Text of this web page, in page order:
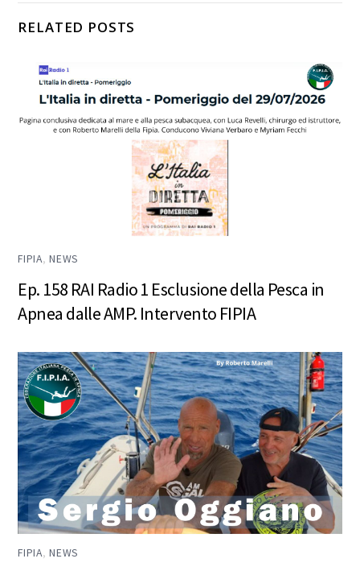
RELATED POSTS
FIPIA,NEWS
Ep. 158 RAI Radio 1 Esclusione della Pesca in
Apnea dalle AMP. Intervento FIPIA
FIPIA,NEWS